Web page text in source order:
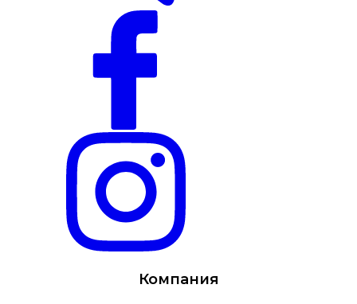
Компания